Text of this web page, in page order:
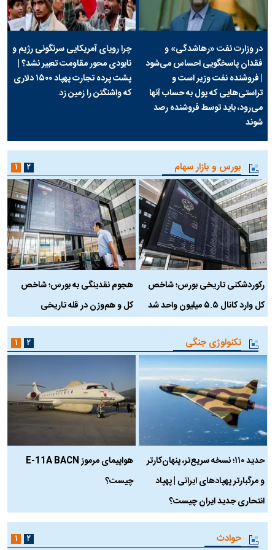
در وزارت نفت «رهاشدگی» و
فقدان پاسخگویی احساس می‌شود
| فروشنده نفت وزیر است و
تراستی‌هایی که پول به حساب آنها
می‌رود، باید توسط فروشنده رصد
شوند
چرا رویای آمریکایی سرنگونی رژیم و
نابودی محور مقاومت تعبیر نشد؟ |
پشت پرده تجارت پهپاد‌ ۱۵۰۰ دلاری
که واشنگتن را زمین زد
بورس و بازار سهام
رکوردشکنی تاریخی بورس؛ شاخص
کل وارد کانال ۵.۵ میلیون واحد شد
هجوم نقدینگی به بورس؛ شاخص
کل و هم‌وزن در قله تاریخی
۱ ۲
تکنولوژی جنگی
حدید ۱۱۰؛ نسخه سریع‌تر، پنهان‌کارتر
و مرگبارتر پهپادهای ایرانی | پهپاد
انتحاری جدید ایران چیست؟
هواپیمای مرموز E-11A BACN
چیست؟
۱ ۲
حوادث ۱ ۲